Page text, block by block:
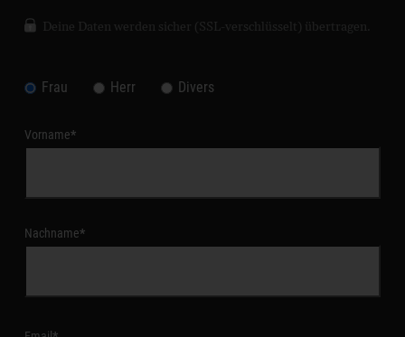
Deine Daten werden sicher (SSL-verschlüsselt) übertragen.
Frau Herr Divers
Vorname*
Nachname*